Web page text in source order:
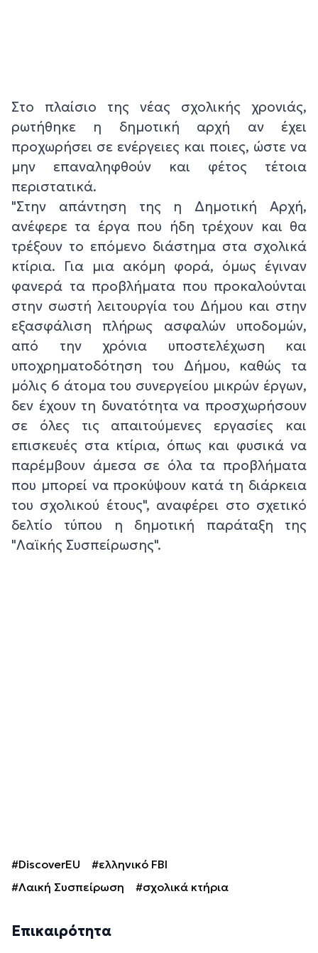
Στο πλαίσιο της νέας σχολικής χρονιάς,
ρωτήθηκε η δημοτική αρχή αν έχει
προχωρήσει σε ενέργειες και ποιες, ώστε να
μην επαναληφθούν και φέτος τέτοια
περιστατικά.
"Στην απάντηση της η Δημοτική Αρχή,
ανέφερε τα έργα που ήδη τρέχουν και θα
τρέξουν το επόμενο διάστημα στα σχολικά
κτίρια. Για μια ακόμη φορά, όμως έγιναν
φανερά τα προβλήματα που προκαλούνται
στην σωστή λειτουργία του Δήμου και στην
εξασφάλιση πλήρως ασφαλών υποδομών,
από την χρόνια υποστελέχωση και
υποχρηματοδότηση του Δήμου, καθώς τα
μόλις 6 άτομα του συνεργείου μικρών έργων,
δεν έχουν τη δυνατότητα να προσχωρήσουν
σε όλες τις απαιτούμενες εργασίες και
επισκευές στα κτίρια, όπως και φυσικά να
παρέμβουν άμεσα σε όλα τα προβλήματα
που μπορεί να προκύψουν κατά τη διάρκεια
του σχολικού έτους", αναφέρει στο σχετικό
δελτίο τύπου η δημοτική παράταξη της
"Λαϊκής Συσπείρωσης".
#DiscoverEU
#ελληνικό FBI
#Λαική Συσπείρωση
#σχολικά κτήρια
Επικαιρότητα